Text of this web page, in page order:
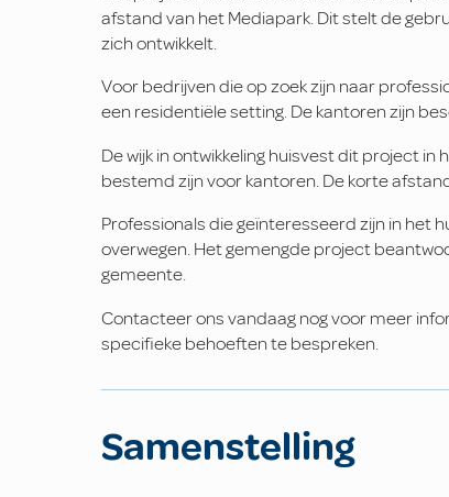
afstand van het Mediapark. Dit stelt de
zich ontwikkelt.
Voor bedrijven die op zoek zijn naar
een residentiële setting. De kantoren zijn
De wijk in ontwikkeling huisvest dit project
bestemd zijn voor kantoren. De korte
Professionals die geïnteresseerd zijn in het
overwegen. Het gemengde project
gemeente.
Contacteer ons vandaag nog voor meer
specifieke behoeften te bespreken.
Samenstelling